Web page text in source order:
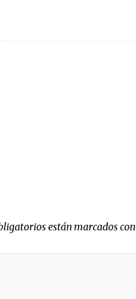
están marcados con